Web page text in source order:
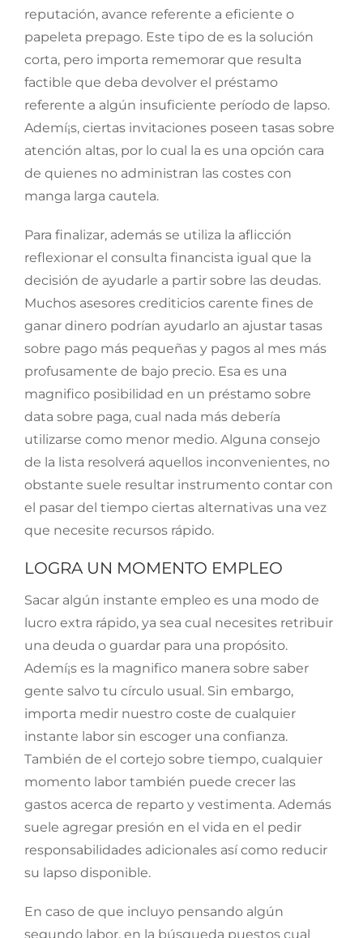
reputación, avance referente a eficiente o
papeleta prepago. Este tipo de es la solución
corta, pero importa rememorar que resulta
factible que deba devolver el préstamo
referente a algún insuficiente período de lapso.
Ademí¡s, ciertas invitaciones poseen tasas sobre
atención altas, por lo cual la es una opción cara
de quienes no administran las costes con
manga larga cautela.
Para finalizar, además se utiliza la aflicción
reflexionar el consulta financista igual que la
decisión de ayudarle a partir sobre las deudas.
Muchos asesores crediticios carente fines de
ganar dinero podrían ayudarlo an ajustar tasas
sobre pago más pequeñas y pagos al mes más
profusamente de bajo precio. Esa es una
magnifico posibilidad en un préstamo sobre
data sobre paga, cual nada más debería
utilizarse como menor medio. Alguna consejo
de la lista resolverá aquellos inconvenientes, no
obstante suele resultar instrumento contar con
el pasar del tiempo ciertas alternativas una vez
que necesite recursos rápido.
LOGRA UN MOMENTO EMPLEO
Sacar algún instante empleo es una modo de
lucro extra rápido, ya sea cual necesites retribuir
una deuda o guardar para una propósito.
Ademí¡s es la magnifico manera sobre saber
gente salvo tu círculo usual. Sin embargo,
importa medir nuestro coste de cualquier
instante labor sin escoger una confianza.
También de el cortejo sobre tiempo, cualquier
momento labor también puede crecer las
gastos acerca de reparto y vestimenta. Además
suele agregar presión en el vida en el pedir
responsabilidades adicionales así­ como reducir
su lapso disponible.
En caso de que incluyo pensando algún
segundo labor, en la búsqueda puestos cual